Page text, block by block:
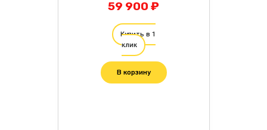
59 900 ₽
Купить в 1
клик
В корзину